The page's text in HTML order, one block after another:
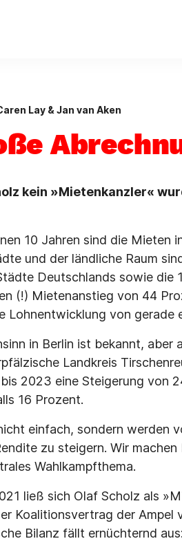
Lay & Jan van Aken
kein »Mietenkanzler«
10 Jahren sind die Mieten
und der ländliche Raum
Deutschlands sowie die
(!) Mietenanstieg von 44
Lohnentwicklung von gerade
in Berlin ist bekannt, aber
Landkreis
2023 eine Steigerung von
16 Prozent.
einfach, sondern werden
zu steigern. Wir
Wahlkampfthema.
ließ sich Olaf Scholz als
Koalitionsvertrag der
Bilanz fällt ernüchternd